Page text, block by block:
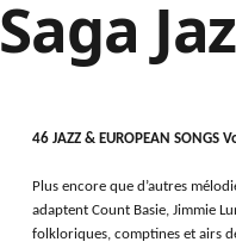
Saga
46 JAZZ & EUROPEAN SONGS
Plus encore que d’autres
adaptent Count Basie, Jimmie
folkloriques, comptines et airs